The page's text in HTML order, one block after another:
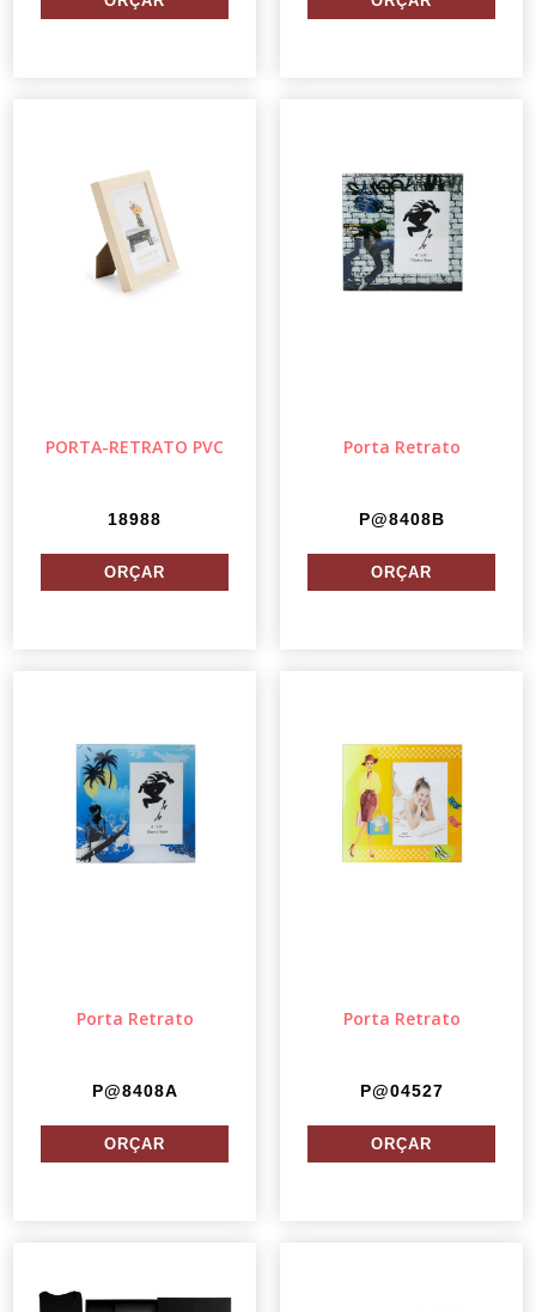
PORTA-RETRATO PVC
18988
Porta Retrato
P@8408B
Porta Retrato
P@8408A
Porta Retrato
P@04527